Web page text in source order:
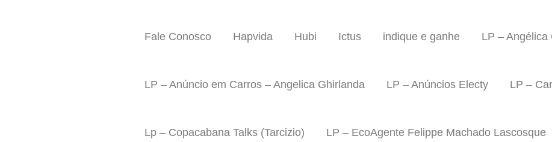
Fale Conosco Hapvida Hubi Ictus indique e ganhe LP – Angélica
LP – Anúncio em Carros – Angelica Ghirlanda LP – Anúncios Electy LP –
Lp – Copacabana Talks (Tarcizio) LP – EcoAgente Felippe Machado Lascosque